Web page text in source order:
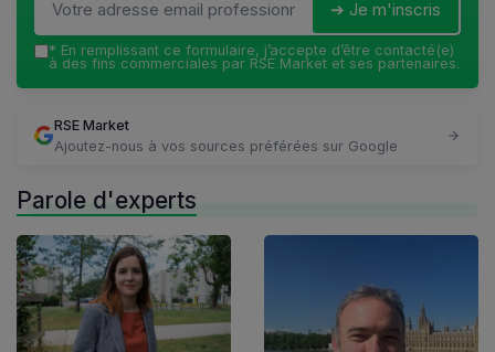
➔ Je m'inscris
* En remplissant ce formulaire, j’accepte d’être contacté(e)
à des fins commerciales par RSE Market et ses partenaires.
RSE Market
Ajoutez-nous à vos sources préférées sur Google
Parole d'experts